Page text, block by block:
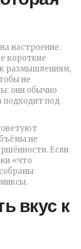
настроение.
короткие
размышлениям,
не
они обычно
подходит под
не
Если
«что
вкус к